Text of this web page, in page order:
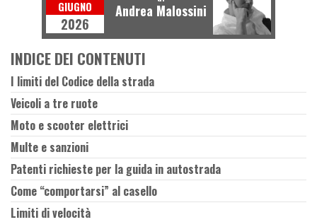
GIUGNO
2026
Andrea Malossini
INDICE DEI CONTENUTI
I limiti del Codice della strada
Veicoli a tre ruote
Moto e scooter elettrici
Multe e sanzioni
Patenti richieste per la guida in autostrada
Come “comportarsi” al casello
Limiti di velocità